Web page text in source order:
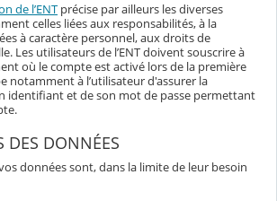
de l’ENT précise par ailleurs les diverses
celles liées aux responsabilités, à la
à caractère personnel, aux droits de
Les utilisateurs de l’ENT doivent souscrire à
où le compte est activé lors de la première
notamment à l’utilisateur d'assurer la
identifiant et de son mot de passe permettant
DES DONNÉES
données sont, dans la limite de leur besoin